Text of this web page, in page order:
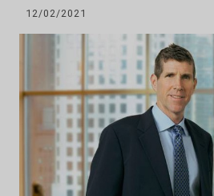
12/02/2021